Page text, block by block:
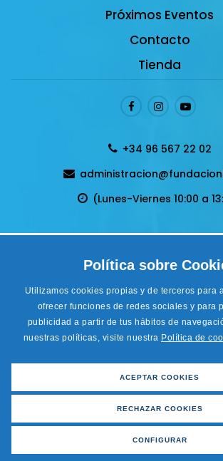
Política sobre
Utilizamos cookies propias y de terceros para
ofrecer funciones de redes sociales y para
publicidad a partir de tus hábitos de
nuestras políticas, visite nuestra Política de
ACEPTAR COOKIES
RECHAZAR COOKIES
CONFIGURARHazte
Próximos Eventos
Contacto
Tienda
+34 96 567 22 02
(Lunes-Viernes 10:00 a
Condiciones Generales de
Aviso legal
Cookies
Accesibilidad
Desarrollo Web
Transformación y Resiliencia de España